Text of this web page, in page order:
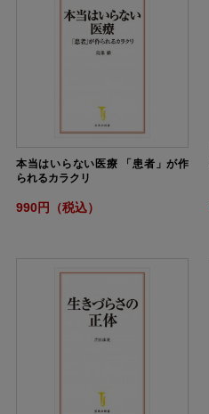
本当はいらない医療 「患者」が作
られるカラクリ
990円（税込）